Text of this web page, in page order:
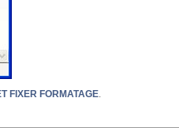
FIXER FORMATAGE.